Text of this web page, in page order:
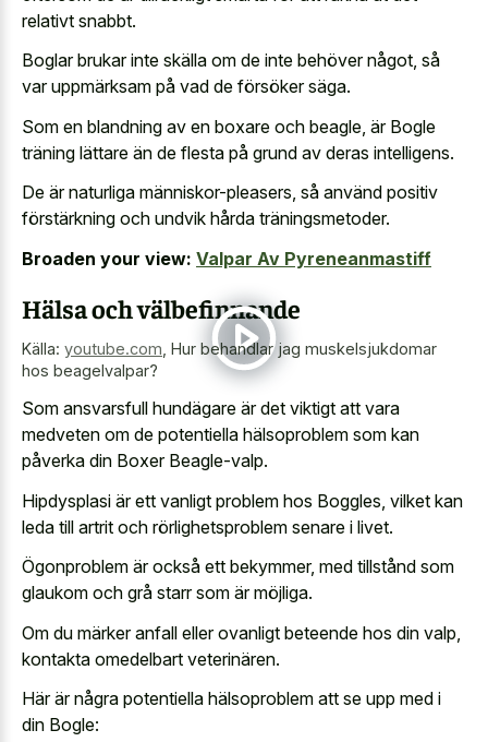
relativt snabbt.
Boglar brukar inte skälla om de inte behöver något, så
var uppmärksam på vad de försöker säga.
Som en blandning av en boxare och beagle, är Bogle
träning lättare än de flesta på grund av deras intelligens.
De är naturliga människor-pleasers, så använd positiv
förstärkning och undvik hårda träningsmetoder.
Broaden your view: Valpar Av Pyreneanmastiff
Hälsa och välbefinnande
Källa: youtube.com Hur behandlar jag muskelsjukdomar
hos beagelvalpar?
Som ansvarsfull hundägare är det viktigt att vara
medveten om de potentiella hälsoproblem som kan
påverka din Boxer Beagle-valp.
Hipdysplasi är ett vanligt problem hos Boggles, vilket kan
leda till artrit och rörlighetsproblem senare i livet.
Ögonproblem är också ett bekymmer, med tillstånd som
glaukom och grå starr som är möjliga.
Om du märker anfall eller ovanligt beteende hos din valp,
kontakta omedelbart veterinären.
Här är några potentiella hälsoproblem att se upp med i
din Bogle: